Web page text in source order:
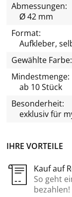
IHRE VORTEILE
Kauf auf
So geht
bezahlen!
Abmessungen:
Ø 42 mm
Format:
Aufkleber,
Gewählte Farbe:
Mindestmenge:
ab 10 Stück
Besonderheit:
exklusiv für